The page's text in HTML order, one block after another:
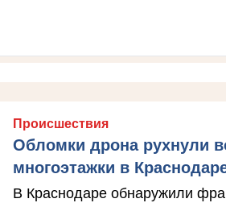
Происшествия
Обломки дрона рухнули
многоэтажки в
В Краснодаре обнаружили